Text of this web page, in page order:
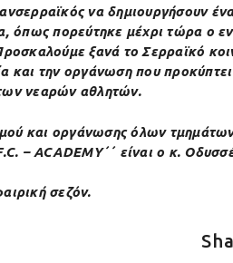
να δημιουργήσουν
όπως πορεύτηκε μέχρι τώρα ο
ξανά το Σερραϊκό
και την οργάνωση που
νεαρών αθλητών.
και οργάνωσης όλων
– ACADEMY΄΄ είναι ο κ.
σεζόν.